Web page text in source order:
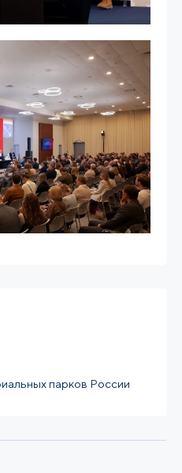
парков России